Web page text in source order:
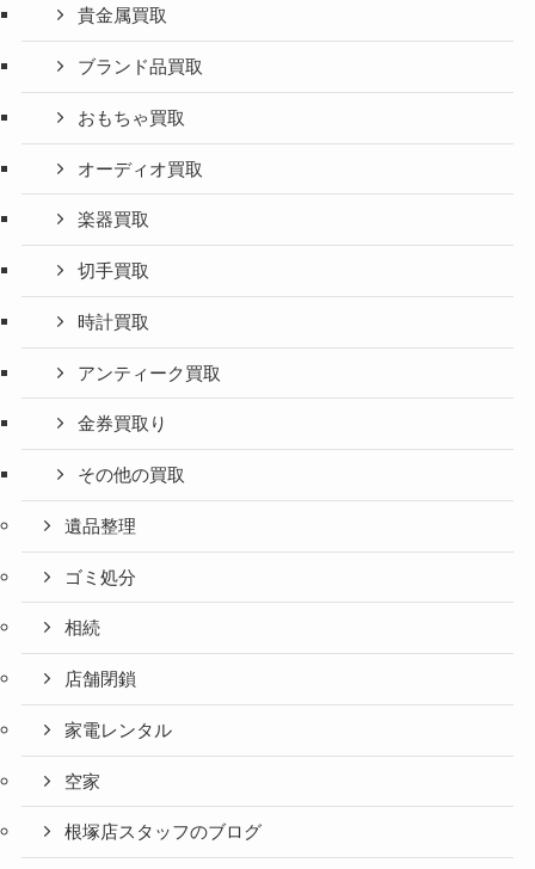
貴金属買取
ブランド品買取
おもちゃ買取
オーディオ買取
楽器買取
切手買取
時計買取
アンティーク買取
金券買取り
その他の買取
遺品整理
ゴミ処分
相続
店舗閉鎖
家電レンタル
空家
根塚店スタッフのブログ